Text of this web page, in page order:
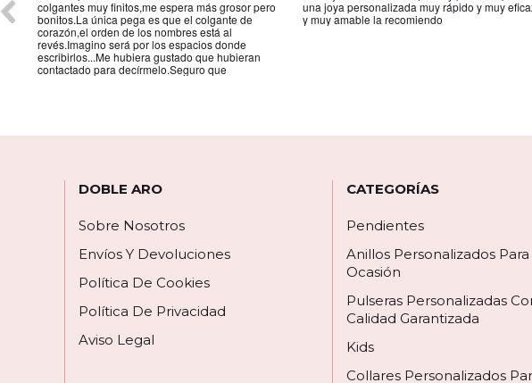
colgantes muy finitos,me espera más grosor pero
bonitos.La única pega es que el colgante de
corazón,el orden de los nombres está al
revés.Imagino será por los espacios donde
escribirlos...Me hubiera gustado que hubieran
contactado para decírmelo.Seguro que
una joya personalizada muy rápido y muy
y muy amable la recomiendo
DOBLE ARO
Sobre Nosotros
Envíos Y Devoluciones
Política De Cookies
Política De Privacidad
Aviso Legal
CATEGORÍAS
Pendientes
Anillos Personalizados
Ocasión
Pulseras Personalizadas
Calidad Garantizada
Kids
Collares Personalizados